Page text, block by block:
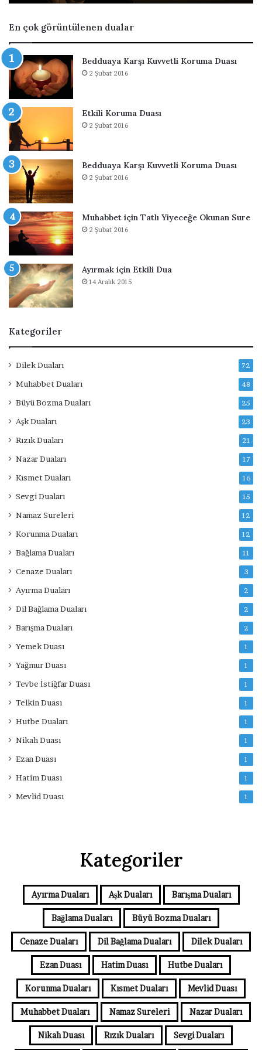
ı
En çok görüntülenen dualar
Bedduaya Karşı Kuvvetli Koruma Duası
2 Şubat 2016
Etkili Koruma Duası
2 Şubat 2016
Bedduaya Karşı Kuvvetli Koruma Duası
2 Şubat 2016
Muhabbet için Tatlı Yiyeceğe Okunan Sure
2 Şubat 2016
Ayırmak için Etkili Dua
14 Aralık 2015
Kategoriler
Dilek Duaları 72
Muhabbet Duaları 48
Büyü Bozma Duaları 25
Aşk Duaları 23
Rızık Duaları 21
Nazar Duaları 17
Kısmet Duaları 16
Sevgi Duaları 15
Namaz Sureleri 12
Korunma Duaları 12
Bağlama Duaları 11
Cenaze Duaları 3
Ayırma Duaları 2
Dil Bağlama Duaları 2
Barışma Duaları 2
Yemek Duası 1
Yağmur Duası 1
Tevbe İstiğfar Duası 1
Telkin Duası 1
Hutbe Duaları 1
Nikah Duası 1
Ezan Duası 1
Hatim Duası 1
Mevlid Duası 1
Kategoriler
Ayırma Duaları Aşk Duaları Barışma Duaları
Bağlama Duaları Büyü Bozma Duaları
Cenaze Duaları Dil Bağlama Duaları Dilek Duaları
Ezan Duası Hatim Duası Hutbe Duaları
Korunma Duaları Kısmet Duaları Mevlid Duası
Muhabbet Duaları Namaz Sureleri Nazar Duaları
Nikah Duası Rızık Duaları Sevgi Duaları